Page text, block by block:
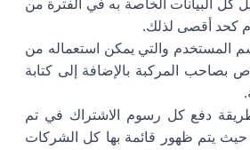
كل البيانات الخاصة به في الفترة من
كحد أقصى لذلك.
المستخدم والتي يمكن استعماله من
بصاحب المركبة بالإضافة إلى كتابة
دفع كل رسوم الاشتراك في تم
حيث يتم ظهور قائمة بها كل الشركات